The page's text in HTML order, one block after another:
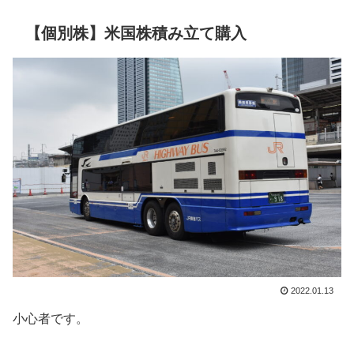
【個別株】米国株積み立て購入
2022.01.13
小心者です。